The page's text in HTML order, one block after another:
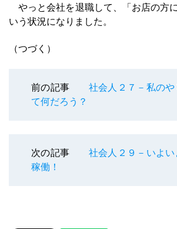
やっと会社を退職して、「お店の方
いう状況になりました。
（つづく）
前の記事 社会人２７－私の
て何だろう？
次の記事 社会人２９－いよ
稼働！